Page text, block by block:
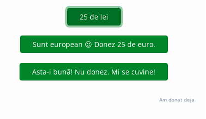
deschis; bleu.2.S. n.Culoare azurie (
Copyright © 2004-2026 dexonline (https://dexonline.ro)
de pe acest site, inclusiv prin orice metode de extragere automată
prealabil scris, cu excepția seturilor de date oferite oficial spre utilizare
Hosterion
Am donat deja.